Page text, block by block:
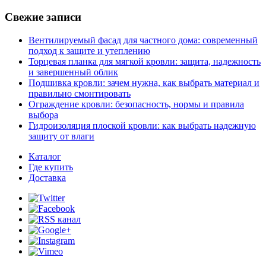
Свежие записи
Вентилируемый фасад для частного дома: современный
подход к защите и утеплению
Торцевая планка для мягкой кровли: защита, надежность
и завершенный облик
Подшивка кровли: зачем нужна, как выбрать материал и
правильно смонтировать
Ограждение кровли: безопасность, нормы и правила
выбора
Гидроизоляция плоской кровли: как выбрать надежную
защиту от влаги
Каталог
Где купить
Доставка